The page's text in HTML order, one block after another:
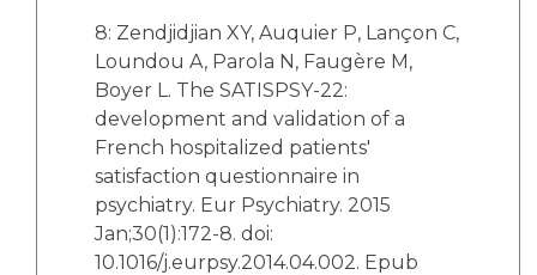
8: Zendjidjian XY, Auquier P, Lançon C,
Loundou A, Parola N, Faugère M,
Boyer L. The SATISPSY-22:
development and validation of a
French hospitalized patients'
satisfaction questionnaire in
psychiatry. Eur Psychiatry. 2015
Jan;30(1):172-8. doi:
10.1016/j.eurpsy.2014.04.002. Epub